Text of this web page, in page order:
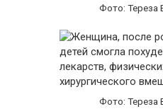
Фото: Тереза
Фото: Тереза